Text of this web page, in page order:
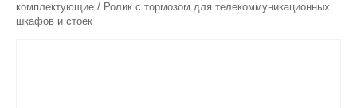
комплектующие / Ролик с тормозом для телекоммуникационных
шкафов и стоек